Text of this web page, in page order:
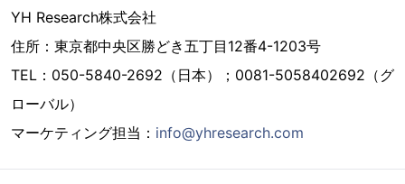
YH Research株式会社
住所：東京都中央区勝どき五丁目12番4-1203号
TEL：050-5840-2692（日本）；0081-5058402692（グ
ローバル）
マーケティング担当： info@yhresearch.com